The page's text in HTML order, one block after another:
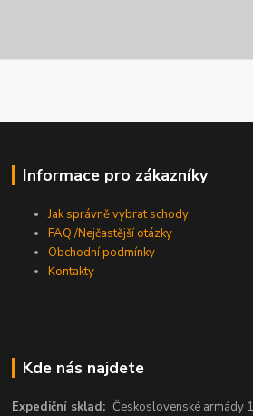
Informace pro zákazníky
Jak správně vybrat schody
FAQ /Nejčastější otázky
Obchodní podmínky
Kontakty
Kde nás najdete
Expediční sklad:Československé armády